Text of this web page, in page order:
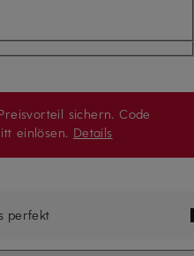
sichern. Code
einlösen. Details
perfekt